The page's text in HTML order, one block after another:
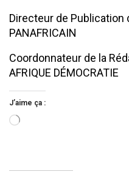
Directeur de Publication
PANAFRICAIN
Coordonnateur de la
AFRIQUE DÉMOCRATIE
J’aime ça :
Chargement…